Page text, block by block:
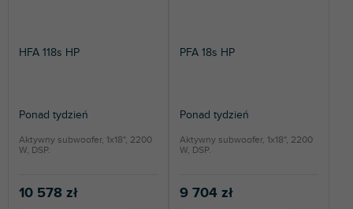
HFA 118s HP
Ponad tydzień
10 578 zł
Aktywny subwoofer, 1x18", 2200
W, DSP.
PFA 18s HP
Ponad tydzień
9 704 zł
Aktywny subwoofer, 1x18", 2200
W, DSP.